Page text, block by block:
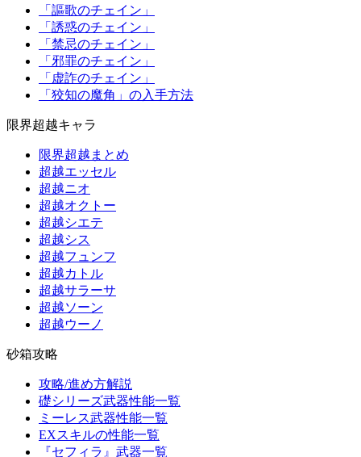
「謳歌のチェイン」
「誘惑のチェイン」
「禁忌のチェイン」
「邪罪のチェイン」
「虚詐のチェイン」
「狡知の魔角」の入手方法
限界超越キャラ
限界超越まとめ
超越エッセル
超越ニオ
超越オクトー
超越シエテ
超越シス
超越フュンフ
超越カトル
超越サラーサ
超越ソーン
超越ウーノ
砂箱攻略
攻略/進め方解説
礎シリーズ武器性能一覧
ミーレス武器性能一覧
EXスキルの性能一覧
『セフィラ』武器一覧